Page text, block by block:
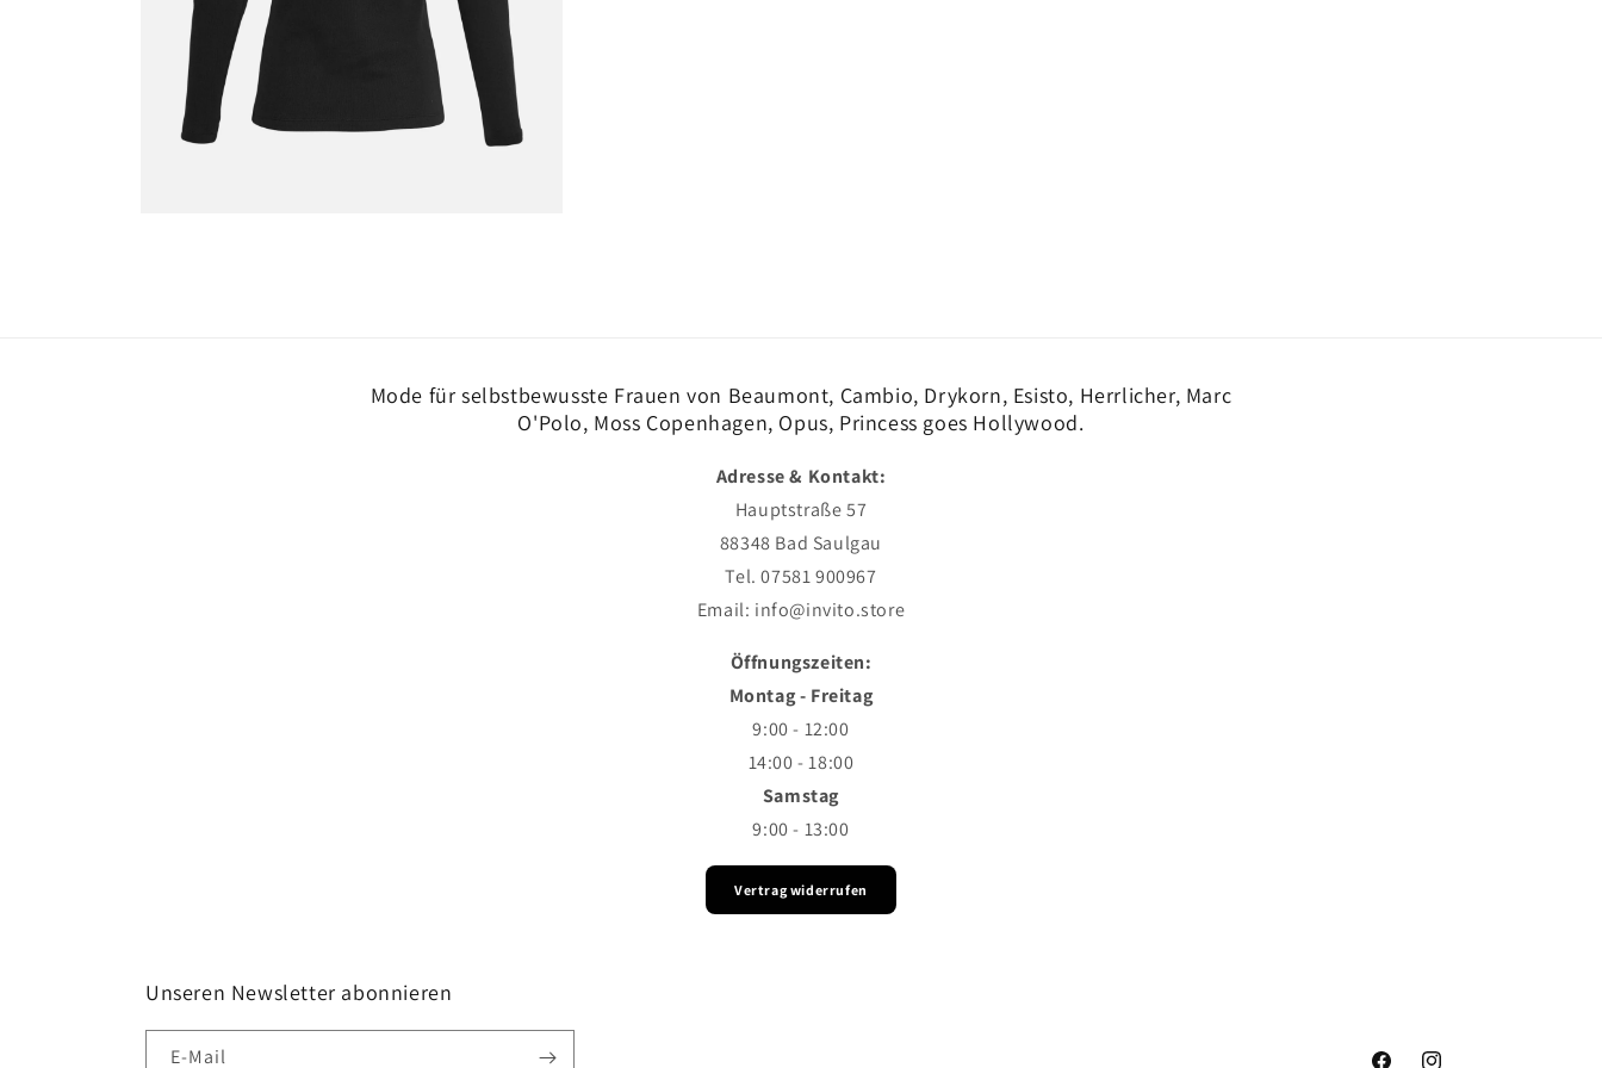
Mode für selbstbewusste Frauen von Beaumont, Cambio, Drykorn, Esisto, Herrlicher, Marc
O'Polo, Moss Copenhagen, Opus, Princess goes Hollywood.
Adresse & Kontakt:
Hauptstraße 57
88348 Bad Saulgau
Tel. 07581 900967
Email: info@invito.store
Öffnungszeiten:
Montag - Freitag
9:00 - 12:00
14:00 - 18:00
Samstag
9:00 - 13:00
Vertrag widerrufen
Unseren Newsletter abonnieren
E-Mail